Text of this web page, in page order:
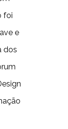
foi
e
dos